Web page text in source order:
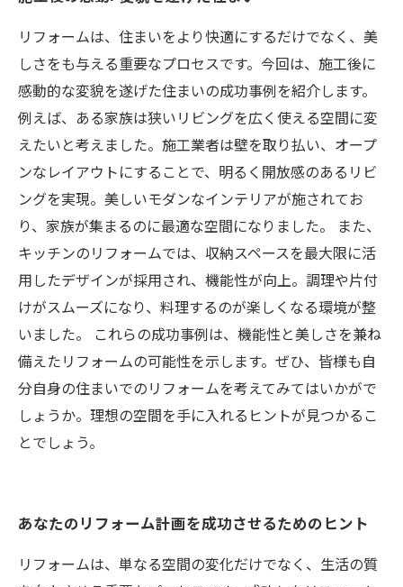
リフォームは、住まいをより快適にするだけでなく、美
しさをも与える重要なプロセスです。今回は、施工後に
感動的な変貌を遂げた住まいの成功事例を紹介します。
例えば、ある家族は狭いリビングを広く使える空間に変
えたいと考えました。施工業者は壁を取り払い、オープ
ンなレイアウトにすることで、明るく開放感のあるリビ
ングを実現。美しいモダンなインテリアが施されてお
り、家族が集まるのに最適な空間になりました。 また、
キッチンのリフォームでは、収納スペースを最大限に活
用したデザインが採用され、機能性が向上。調理や片付
けがスムーズになり、料理するのが楽しくなる環境が整
いました。 これらの成功事例は、機能性と美しさを兼ね
備えたリフォームの可能性を示します。ぜひ、皆様も自
分自身の住まいでのリフォームを考えてみてはいかがで
しょうか。理想の空間を手に入れるヒントが見つかるこ
とでしょう。
あなたのリフォーム計画を成功させるためのヒント
リフォームは、単なる空間の変化だけでなく、生活の質